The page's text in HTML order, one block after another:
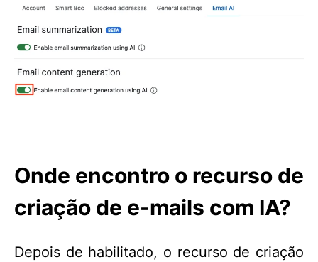
Onde encontro o recurso de
criação de e-mails com IA?
Depois de habilitado, o recurso de criação